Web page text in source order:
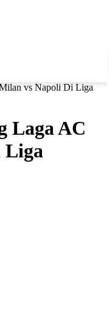
vs Napoli Di Liga
Laga AC
Liga